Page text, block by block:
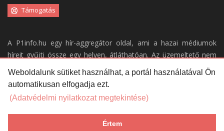
Weboldalunk sütiket használhat, a portál használatával Ön
automatikusan elfogadja ezt.
(Adatvédelmi nyilatkozat megtekintése)
Értem
Támogatás
A P1info.hu egy hír-aggregátor oldal, ami a hazai médiumok
híreit gyűjti össze egy helyen, átláthatóan. Az üzemeltető nem
vállal felelősséget a weboldal tartalmáért.
Portálunk kizárólag aforrásaink
azok tartalmáért, helyességéért nem vállal felelősséget. A